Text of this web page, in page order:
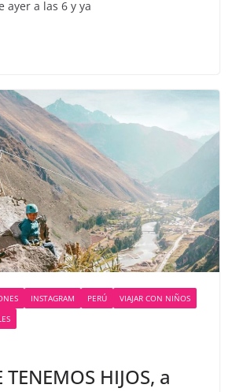
ayer a las 6 y ya
INSTAGRAM PERÚ
VIAJAR CON NIÑOS
TENEMOS HIJOS, a